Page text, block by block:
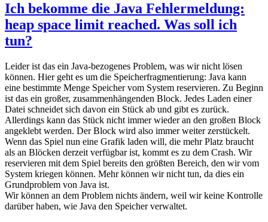
Ich bekomme die Java Fehlermeldung:
heap space limit reached. Was soll ich
tun?
Leider ist das ein Java-bezogenes Problem, was wir nicht lösen
können. Hier geht es um die Speicherfragmentierung: Java kann
eine bestimmte Menge Speicher vom System reservieren. Zu Beginn
ist das ein großer, zusammenhängenden Block. Jedes Laden einer
Datei schneidet sich davon ein Stück ab und gibt es zurück.
Allerdings kann das Stück nicht immer wieder an den großen Block
angeklebt werden. Der Block wird also immer weiter zerstückelt.
Wenn das Spiel nun eine Grafik laden will, die mehr Platz braucht
als an Blöcken derzeit verfügbar ist, kommt es zu dem Crash. Wir
reservieren mit dem Spiel bereits den größten Bereich, den wir vom
System kriegen können. Mehr können wir nicht tun, da dies ein
Grundproblem von Java ist.
Wir können an dem Problem nichts ändern, weil wir keine Kontrolle
darüber haben, wie Java den Speicher verwaltet.